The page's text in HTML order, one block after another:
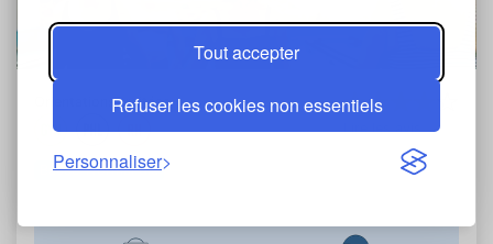
Tout accepter
Refuser les cookies non essentiels
Personnaliser
Orientations traitées
Basse-Normandie
Lire les avis